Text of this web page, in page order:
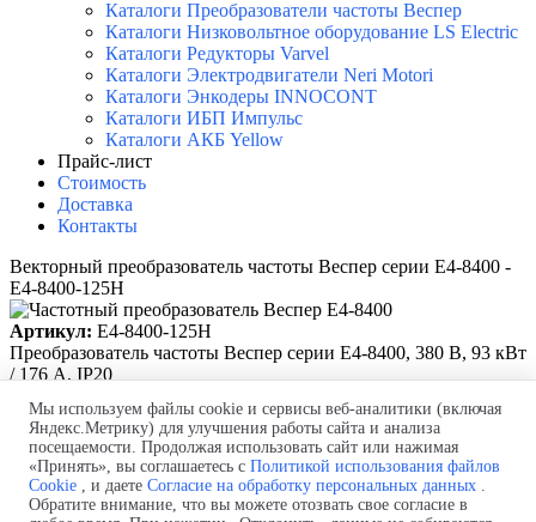
Каталоги Преобразователи частоты Веспер
Каталоги Низковольтное оборудование LS Electric
Каталоги Редукторы Varvel
Каталоги Электродвигатели Neri Motori
Каталоги Энкодеры INNOCONT
Каталоги ИБП Импульс
Каталоги АКБ Yellow
Прайс-лист
Стоимость
Доставка
Контакты
Векторный преобразователь частоты Веспер серии E4-8400 -
E4-8400-125H
Артикул: E4-8400-125H
Преобразователь частоты Веспер серии E4-8400, 380 В, 93 кВт
/ 176 А, IP20
Политика обработки персональных данных
Согласие на обработку персональных данных
Политика использования файлов cookie
Мы используем файлы cookie и сервисы веб-аналитики (включая
Яндекс.Метрику) для улучшения работы сайта и анализа
посещаемости. Продолжая использовать сайт или нажимая
«Принять», вы соглашаетесь с Политикой использования файлов
Cookie , и даете Согласие на обработку персональных данных .
Обратите внимание, что вы можете отозвать свое согласие в